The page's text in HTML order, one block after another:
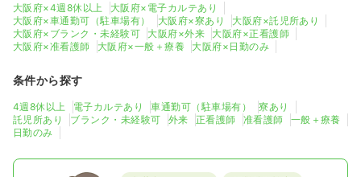
大阪府×4週8休以上
大阪府×電子カルテあり
大阪府×車通勤可（駐車場有）
大阪府×寮あり
大阪府×託児所あり
大阪府×ブランク・未経験可
大阪府×外来
大阪府×正看護師
大阪府×准看護師
大阪府×一般＋療養 大阪府×日勤のみ
条件から探す
4週8休以上 電子カルテあり 車通勤可（駐車場有）
寮あり
託児所あり
ブランク・未経験可 外来 正看護師 准看護師
一般＋療養
日勤のみ